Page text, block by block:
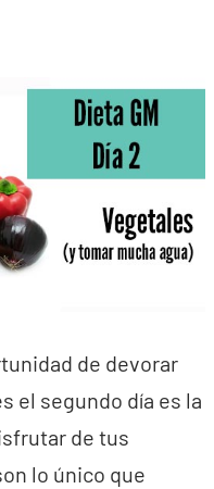
de devorar
el segundo día es la
de tus
lo único que